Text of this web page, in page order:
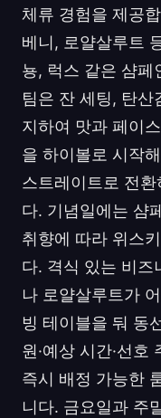
체류 경험을 제공
베니, 로얄살루트
뇽, 럭스 같은 샴페
팀은 잔 세팅, 탄산
지하여 맛과 페이
을 하이볼로 시작
스트레이트로 전
다. 기념일에는 샴
취향에 따라 위스
다. 격식 있는 비즈
나 로얄살루트가
빙 테이블을 둬 동
원·예상 시간·선호
즉시 배정 가능한
니다. 금요일과 주